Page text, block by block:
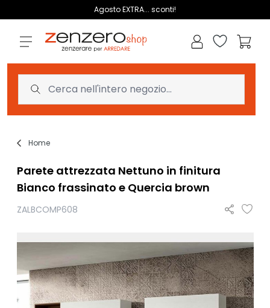
Agosto EXTRA... sconti!
Lista dei
Home
Parete attrezzata Nettuno in finitura
Bianco frassinato e Quercia brown
ZALBCOMP608